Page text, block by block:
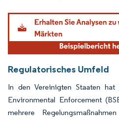
Bild © Mordor Intelligence.
Regulatorisches Umfeld
In den Vereinigten Staaten
Environmental Enforcement
mehrere